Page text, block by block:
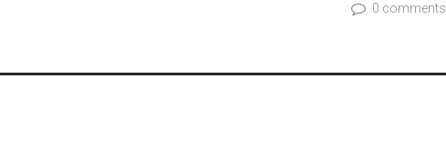
0 comments